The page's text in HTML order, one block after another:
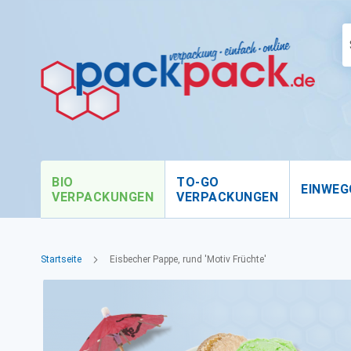
BIO
VERPACKUNGEN
TO-GO
VERPACKUNGEN
Startseite Eisbecher Pappe, rund 'Motiv Früchte'
Bildgalerie